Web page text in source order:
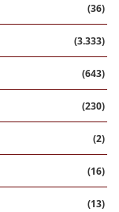
(36)
(3.333)
(643)
(230)
(2)
(16)
(13)